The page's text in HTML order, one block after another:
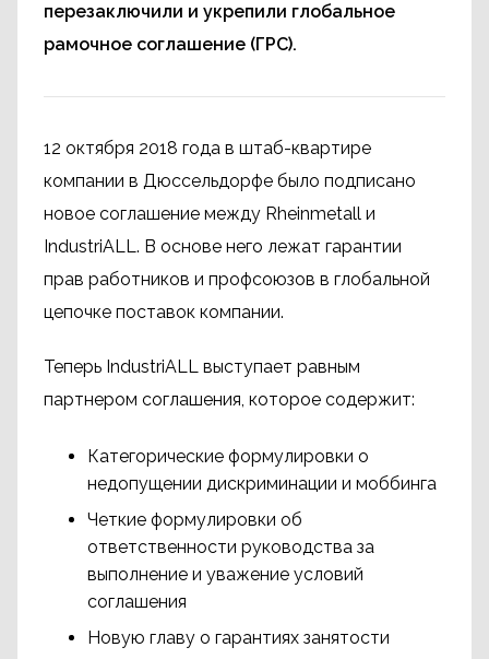
перезаключили и укрепили глобальное
рамочное соглашение (ГРС).
12 октября 2018 года в штаб-квартире
компании в Дюссельдорфе было подписано
новое соглашение между Rheinmetall и
IndustriALL. В основе него лежат гарантии
прав работников и профсоюзов в глобальной
цепочке поставок компании.
Теперь IndustriALL выступает равным
партнером соглашения, которое содержит:
Категорические формулировки о
недопущении дискриминации и моббинга
Четкие формулировки об
ответственности руководства за
выполнение и уважение условий
соглашения
Новую главу о гарантиях занятости